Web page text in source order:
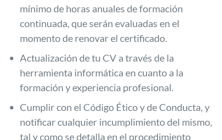
mínimo de horas anuales de formación
continuada, que serán evaluadas en el
momento de renovar el certificado.
Actualización de tu CV a través de la
herramienta informática en cuanto a la
formación y experiencia profesional.
Cumplir con el Código Ético y de Conducta, y
notificar cualquier incumplimiento del mismo,
tal y como se detalla en el procedimiento